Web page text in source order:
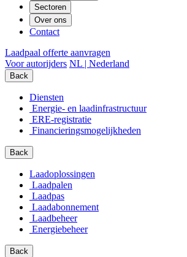
Sectoren
Over ons
Contact
Laadpaal offerte aanvragen
Voor autorijders NL | Nederland
Back
Diensten
Energie- en laadinfrastructuur
ERE-registratie
Financierings­mogelijkheden
Back
Laadoplossingen
Laadpalen
Laadpas
Laadabonnement
Laadbeheer
Energiebeheer
Back